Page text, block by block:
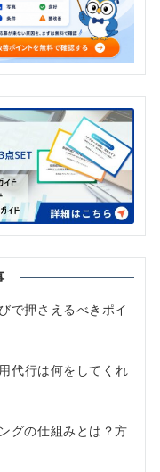
で押さえるべきポイ
代行は何をしてくれ
グの仕組みとは？方